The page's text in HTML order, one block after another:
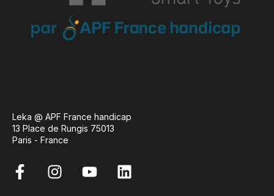
Leka @ APF France handicap
13 Place de Rungis 75013
Paris - France